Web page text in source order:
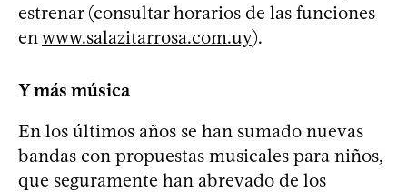
estrenar (consultar horarios de las funciones
en www.salazitarrosa.com.uy).
Y más música
En los últimos años se han sumado nuevas
bandas con propuestas musicales para niños,
que seguramente han abrevado de los